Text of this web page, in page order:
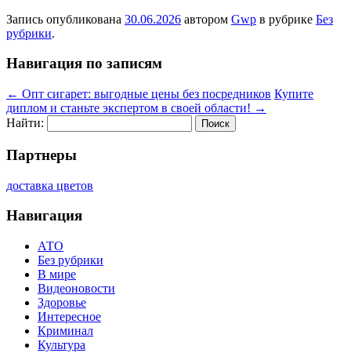
Запись опубликована 30.06.2026 автором Gwp в рубрике Без
рубрики.
Навигация по записям
← Опт сигарет: выгодные цены без посредников Купите
диплом и станьте экспертом в своей области! →
Найти:
Партнеры
доставка цветов
Навигация
АТО
Без рубрики
В мире
Видеоновости
Здоровье
Интересное
Криминал
Культура